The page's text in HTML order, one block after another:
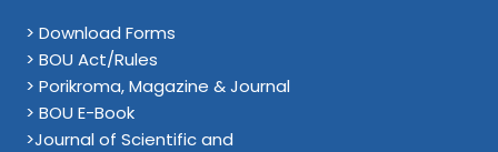
> Download Forms
> BOU Act/Rules
> Porikroma, Magazine & Journal
> BOU E-Book
>Journal of Scientific and